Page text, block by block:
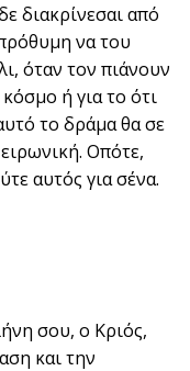
διακρίνεσαι από
να του
όταν τον πιάνουν
ή για το ότι
το δράμα θα σε
Οπότε,
αυτός για σένα.
σου, ο Κριός,
και την